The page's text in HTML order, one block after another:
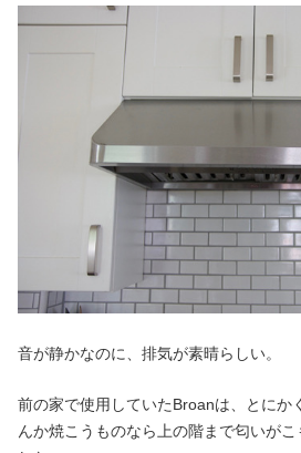
音が静かなのに、排気が素晴らしい。
前の家で使用していたBroanは、とにか
んか焼こうものなら上の階まで匂いが